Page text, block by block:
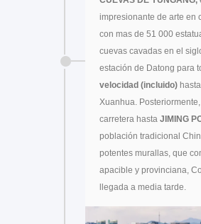
impresionante de arte en
con mas de 51 000
cuevas cavadas en el
estación de Datong para
velocidad (incluido)
Xuanhua.
carretera hasta JIMING
población tradicional
potentes murallas, que
apacible y provinciana,
llegada a media tarde.